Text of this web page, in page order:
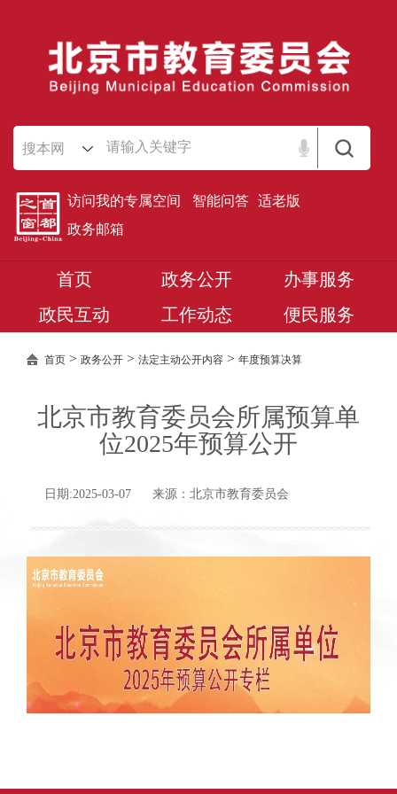
搜本网
访问我的专属空间 智能问答 适老版
政务邮箱
首页 政务公开
办事服务
政民互动
工作动态 便民服务
首页 > 政务公开 > 法定主动公开内容 > 年度预算决算
北京市教育委员会所属预算单
位2025年预算公开
日期:2025-03-07 来源：北京市教育委员会